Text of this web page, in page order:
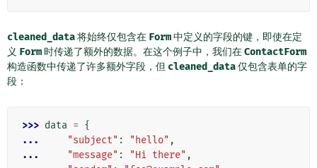
cleaned_data将始终仅包含在 Form中定义的字段的键，即使在定
义 Form 时传递了额外的数据。在这个例子中，我们在ContactForm
构造函数中传递了许多额外字段，但 cleaned_data仅包含表单的字
段：
>>> data = {
...
"subject" : "hello" ,
...
"message" : "Hi there" ,